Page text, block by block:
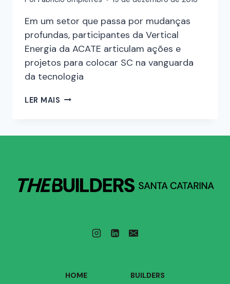
Em um setor que passa por mudanças
profundas, participantes da Vertical
Energia da ACATE articulam ações e
projetos para colocar SC na vanguarda
da tecnologia
LER MAIS
HOME BUILDERS